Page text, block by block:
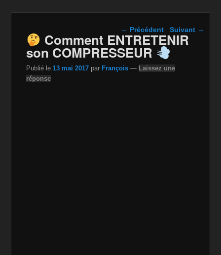
Navigation dans les
articles
← Précédent Suivant →
Comment ENTRETENIR
son COMPRESSEUR
Publié le 13 mai 2017 par François — Laissez une
réponse